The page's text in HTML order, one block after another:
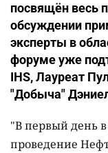
посвящён весь
обсуждении
эксперты в
форуме уже
IHS, Лауреат
"Добыча"
"В первый день
проведение